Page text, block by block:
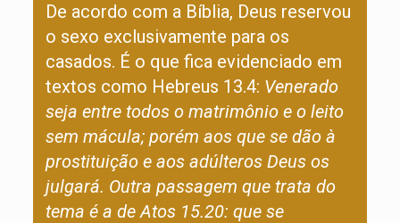
De acordo com a Bíblia, Deus reservou
o sexo exclusivamente para os
casados. É o que fica evidenciado em
textos como Hebreus 13.4: Venerado
seja entre todos o matrimônio e o leito
sem mácula; porém aos que se dão à
prostituição e aos adúlteros Deus os
julgará. Outra passagem que trata do
tema é a de Atos 15.20: que se